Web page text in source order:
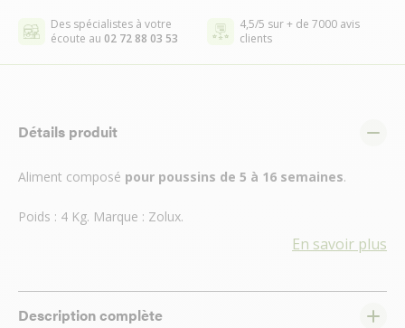
Des spécialistes à votre
écoute au 02 72 88 03 53
4,5/5 sur + de 7000 avis
clients
Détails produit
Aliment composé pour poussins de 5 à 16 semaines.
Poids : 4 Kg. Marque : Zolux.
En savoir plus
Description complète